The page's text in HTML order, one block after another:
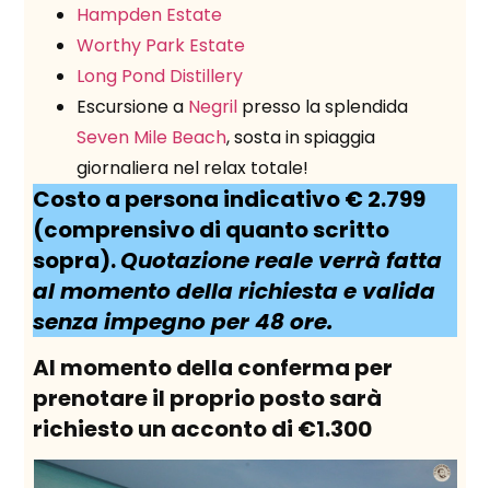
Hampden Estate
Worthy Park Estate
Long Pond Distillery
Escursione a Negril presso la splendida
Seven Mile Beach, sosta in spiaggia
giornaliera nel relax totale!
Costo a persona indicativo € 2.799
(comprensivo di quanto scritto
sopra).Quotazione reale verrà fatta
al momento della richiesta e valida
senza impegno per 48 ore.
Al momento della conferma per
prenotare il proprio posto sarà
richiesto un acconto di €1.300